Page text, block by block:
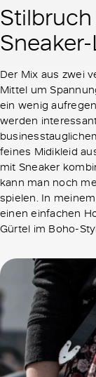
Der Mix aus zwei
Mittel um
ein wenig
werden
feines Midikleid
mit Sneaker
kann man noch
spielen. In
einen einfachen
Gürtel im Boho-